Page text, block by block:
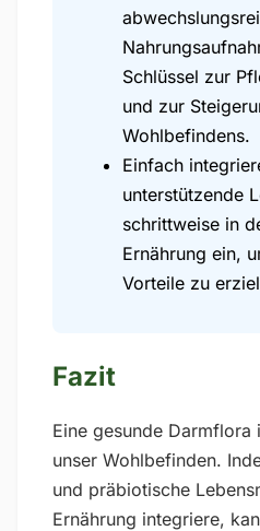
Schlüssel zur
und zur
Wohlbefindens.
Einfach
unterstützende
schrittweise in
Ernährung ein,
Vorteile zu
Fazit
Eine gesunde
unser Wohlbefinden.
und präbiotische
Ernährung integriere,